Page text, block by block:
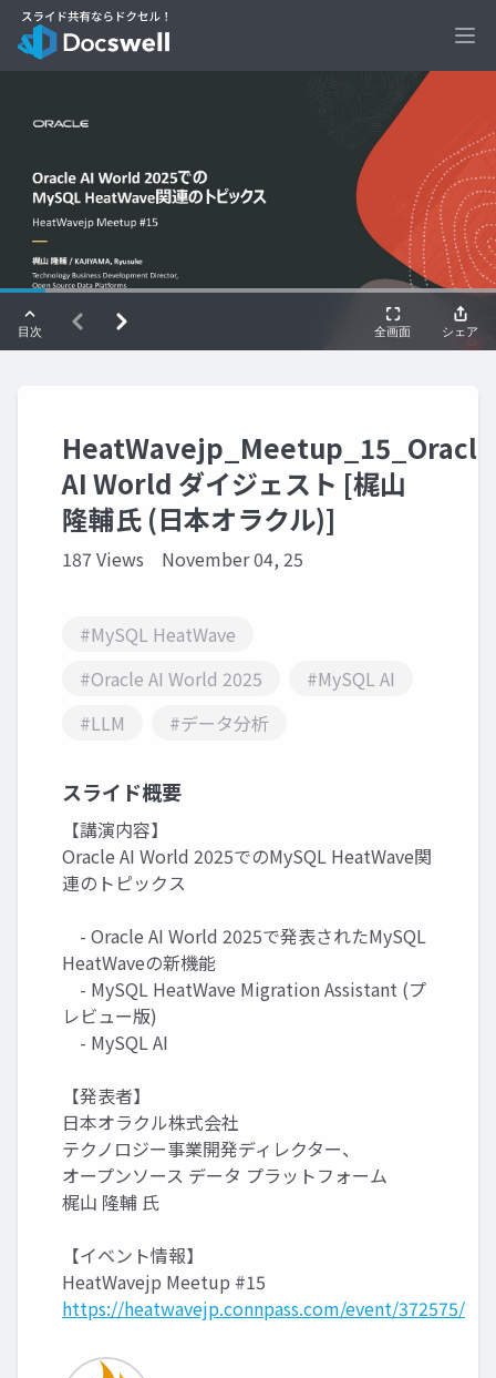
HeatWavejp_Meetup_15_Oracle
AI World ダイジェスト [梶山
隆輔氏 (日本オラクル)]
187 Views November 04, 25
#MySQL HeatWave
#Oracle AI World 2025
#MySQL AI
#LLM
#データ分析
スライド概要
【講演内容】
Oracle AI World 2025でのMySQL HeatWave関
連のトピックス
- Oracle AI World 2025で発表されたMySQL
HeatWaveの新機能
- MySQL HeatWave Migration Assistant (プ
レビュー版)
- MySQL AI
【発表者】
日本オラクル株式会社
テクノロジー事業開発ディレクター、
オープンソース データ プラットフォーム
梶山 隆輔 氏
【イベント情報】
HeatWavejp Meetup #15
https://heatwavejp.connpass.com/event/372575/